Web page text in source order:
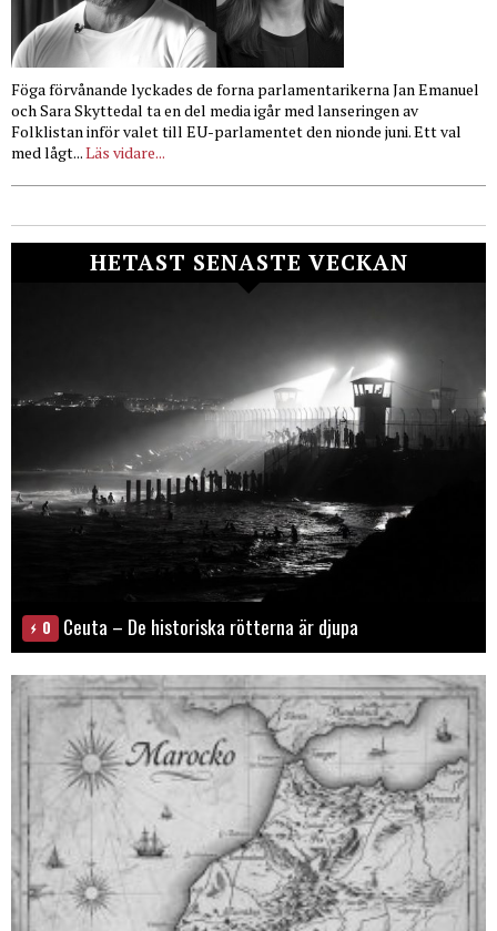
Föga förvånande lyckades de forna parlamentarikerna Jan Emanuel
och Sara Skyttedal ta en del media igår med lanseringen av
Folklistan inför valet till EU-parlamentet den nionde juni. Ett val
med lågt...Läs vidare...
HETAST SENASTE VECKAN
0 Ceuta – De historiska rötterna är djupa